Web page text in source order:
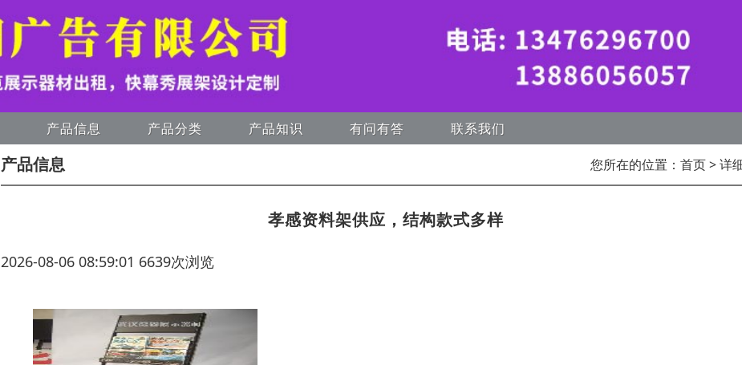
产品信息 产品分类 产品知识 有问有答 联系我们
产品信息 您所在的位置： 首页> 详
孝感资料架供应，结构款式多样
2026-08-06 08:59:01 6639次浏览